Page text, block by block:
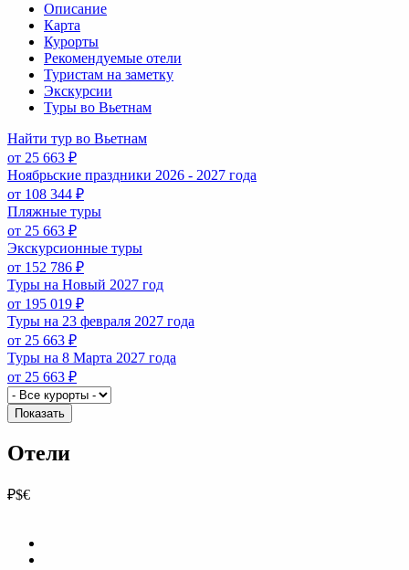
Описание
Карта
Курорты
Рекомендуемые отели
Туристам на заметку
Экскурсии
Туры во Вьетнам
Найти тур во Вьетнам
от 25 663 ₽
Ноябрьские праздники 2026 - 2027 года
от 108 344 ₽
Пляжные туры
от 25 663 ₽
Экскурсионные туры
от 152 786 ₽
Туры на Новый 2027 год
от 195 019 ₽
Туры на 23 февраля 2027 года
от 25 663 ₽
Туры на 8 Марта 2027 года
от 25 663 ₽
Показать
Отели
₽$€